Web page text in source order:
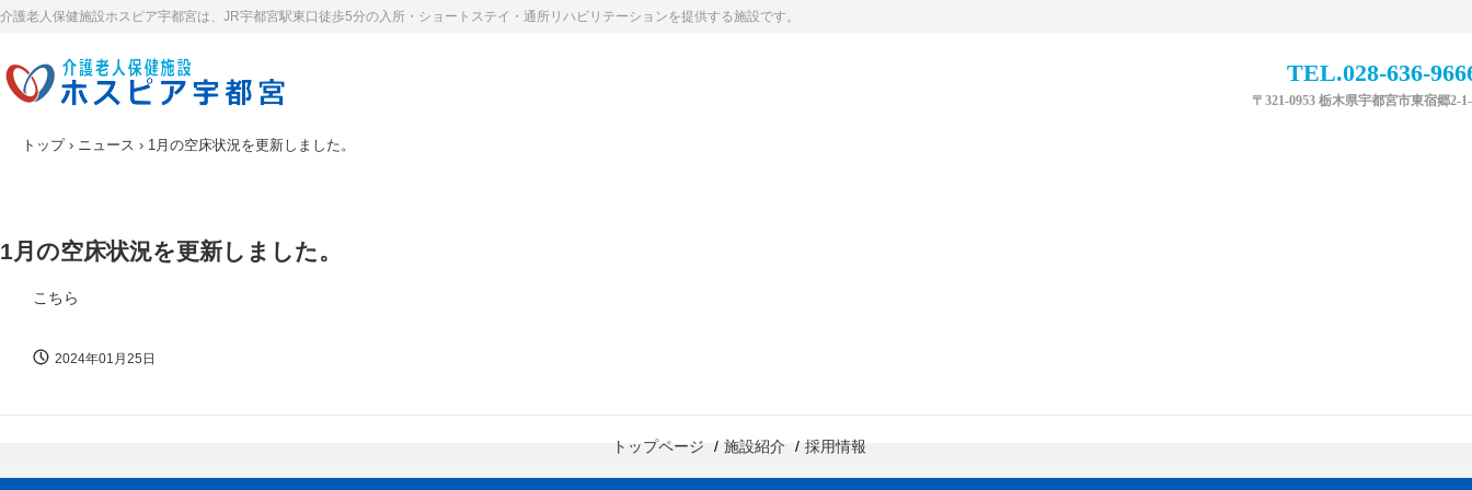
介護老人保健施設ホスピア宇都宮は、JR宇都宮駅東口徒歩5分の入所・ショートステイ・通所リハビリテーションを提供する施設です。
TEL.028-636-
〒321-0953 栃木県宇都宮市東宿郷2-
トップ › ニュース › 1月の空床状況を更新しました。
1月の空床状況を更新しました。
こちら
2024年01月25日
トップページ 施設紹介 採用情報